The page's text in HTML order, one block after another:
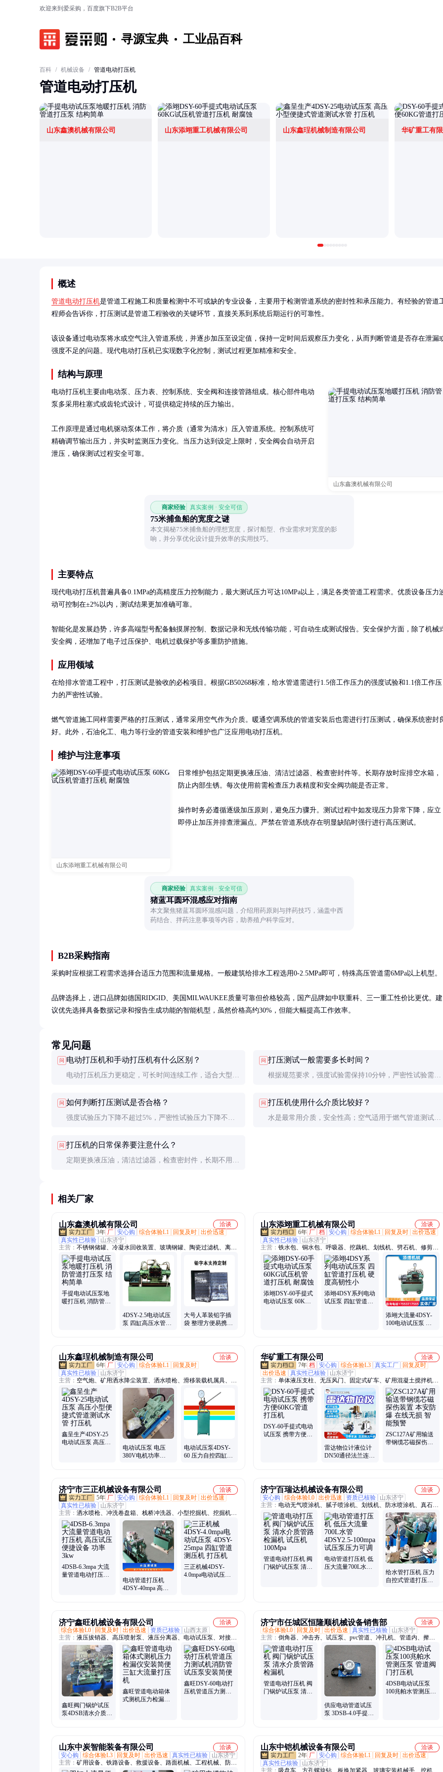
欢迎来到爱采购，百度旗下B2B平台
寻源宝典 工业品百科
百科 / 机械设备 / 管道电动打压机
管道电动打压机
山东鑫澳机械有限公司 山东添翊重工机械有限公司 山东鑫珵机械制造有限公司 华矿重工有
概述
管道电动打压机是管道工程施工和质量检测中不可或缺的专业设备，主要用于检测管道系统的密封性和承压能力。有经验的管道
程师会告诉你，打压测试是管道工程验收的关键环节，直接关系到系统后期运行的可靠性。
该设备通过电动泵将水或空气注入管道系统，并逐步加压至设定值，保持一定时间后观察压力变化，从而判断管道是否存在泄漏
强度不足的问题。现代电动打压机已实现数字化控制，测试过程更加精准和安全。
结构与原理
山东鑫澳机械有限公司
电动打压机主要由电动泵、压力表、控制系统、安全阀和连接管路组成。核心部件电动
泵多采用柱塞式或齿轮式设计，可提供稳定持续的压力输出。
工作原理是通过电机驱动泵体工作，将介质（通常为清水）压入管道系统。控制系统可
精确调节输出压力，并实时监测压力变化。当压力达到设定上限时，安全阀会自动开启
泄压，确保测试过程安全可靠。
商家经验 真实案例 · 安全可信
75米捕鱼船的宽度之谜
本文揭秘75米捕鱼船的理想宽度，探讨船型、作业需求对宽度的影
响，并分享优化设计提升效率的实用技巧。
主要特点
现代电动打压机普遍具备0.1MPa的高精度压力控制能力，最大测试压力可达10MPa以上，满足各类管道工程需求。优质设备压力
动可控制在±2%以内，测试结果更加准确可靠。
智能化是发展趋势，许多高端型号配备触摸屏控制、数据记录和无线传输功能，可自动生成测试报告。安全保护方面，除了机械
安全阀，还增加了电子过压保护、电机过载保护等多重防护措施。
应用领域
在给排水管道工程中，打压测试是验收的必检项目。根据GB50268标准，给水管道需进行1.5倍工作压力的强度试验和1.1倍工作压
力的严密性试验。
燃气管道施工同样需要严格的打压测试，通常采用空气作为介质。暖通空调系统的管道安装后也需进行打压测试，确保系统密封
好。此外，石油化工、电力等行业的管道安装和维护也广泛应用电动打压机。
维护与注意事项
山东添翊重工机械有限公司
日常维护包括定期更换液压油、清洁过滤器、检查密封件等。长期存放时应排空水箱，
防止内部生锈。每次使用前需检查压力表精度和安全阀功能是否正常。
操作时务必遵循逐级加压原则，避免压力骤升。测试过程中如发现压力异常下降，应立
即停止加压并排查泄漏点。严禁在管道系统存在明显缺陷时强行进行高压测试。
商家经验 真实案例 · 安全可信
猪蓝耳圆环混感应对指南
本文聚焦猪蓝耳圆环混感问题，介绍用药原则与拌药技巧，涵盖中西
药结合、拌药注意事项等内容，助养殖户科学应对。
B2B采购指南
采购时应根据工程需求选择合适压力范围和流量规格。一般建筑给排水工程选用0-2.5MPa即可，特殊高压管道需6MPa以上机型。
品牌选择上，进口品牌如德国RIDGID、美国MILWAUKEE质量可靠但价格较高，国产品牌如中联重科、三一重工性价比更优。建
议优先选择具备数据记录和报告生成功能的智能机型，虽然价格高约30%，但能大幅提高工作效率。
常见问题
问 电动打压机和手动打压机有什么区别？
电动打压机压力更稳定，可长时间连续工作，适合大型工
问 打压测试一般需要多长时间？
根据规范要求，强度试验需保持10分钟，严密性试验需保
问 如何判断打压测试是否合格？
强度试验压力下降不超过5%，严密性试验压力下降不超
问 打压机使用什么介质比较好？
水是最常用介质，安全性高；空气适用于燃气管道测试，
问 打压机的日常保养要注意什么？
定期更换液压油，清洁过滤器，检查密封件，长期不用时
相关厂家
山东鑫澳机械有限公司
洽谈
3年 厂 安心购 综合体验L1 回复及时 出价迅速
真实性已核验
山东济宁
主营： 不锈钢储罐、冷凝水回收装置、玻璃钢罐、陶瓷过滤机、离心
机、压滤机、冷凝器
手提电动试压泵地
暖打压机 消防管道
4DSY-2.5电动试压
泵 四缸高压水管打
大号人革装铅字插
袋 整理方便易携字
山东添翊重工机械有限公司
洽谈
6年 厂 档 安心购 综合体验L1 回复及时 出价迅速
真实性已核验
山东济宁
主营： 铁水包、铜水包、呼吸器、挖藕机、划线机、劈石机、修剪
机、除雪机、凿岩机、播种机、高倍数泡沫机、钢筋机械、园林机
械、轨道机械、搅拌机、开槽机、耙斗装岩机、地钻、水带、灭火
器、U型钢支架、矿车、调度绞车
添翊DSY-60手提式
电动试压泵 60KG
添翊4DSY系列电动
试压泵 四缸管道打
添翊大流量4DSY-
100电动试压泵 阀
山东鑫珵机械制造有限公司
洽谈
6年 厂 安心购 综合体验L1
回复及时
真实性已核验
山东济宁
主营： 空气炮、矿用洒水降尘装置、洒水喷枪、滑移装载机属具、矿
用刮板机配件、矿山设备配件
鑫呈生产4DSY-25
电动试压泵 高压小
电动试压泵 电压
380V电机功率
电动试压泵4DSY-
60 压力自控四缸管
华矿重工有限公司
洽谈
7年 档 安心购 综合体验L3 真实工厂
回复及时
出价迅速
真实性已核验
山东济宁
主营： 单体液压支柱、无压风门、固定式矿车、矿用混凝土搅拌机、
炮泥机、刮板输送机、电机车、扒渣机、喷浆机、给煤机、雾炮机、
凿岩机、道岔、污水泵、枕木、平台灯、电控箱、g10风镐、道夹
板、三用阀、封孔器、挡车器、振动筛、除铁器、密闭罐
DSY-60手提式电动
试压泵 携带方便
雷达物位计液位计
DN50通径法兰连接
ZSC127A矿用输送
带钢缆芯磁探伤装
济宁市三正机械设备有限公司
洽谈
5年 厂 安心购 综合体验L1 回复及时 出价迅速
真实性已核验
山东济宁
主营： 洒水喷枪、冲洗卷盘箱、栈桥冲洗器、小型挖掘机、挖掘机属
具、电动试压泵、挖机碎草机、JZQ齿轮减速机、电动液压拉马、风
幕机、电动打压机、空气炮、防尘喷枪、应急救援设备、液压动力
站、户外移动照明灯、矿用气动葫芦、全自动反冲洗滤器、全自动除
污器、灭火岩粉、阻化剂、工业料仓破拱器、空气助流器、井下用
LED显示屏
4DSB-6.3mpa 大流
量管道电动打压机
电动管道打压机
4DSY-40mpa 高低
三正机械4DSY-
4.0mpa电动试压泵
济宁百瑞达机械设备有限公司
洽谈
安心购
综合体验L0 出价迅速 资质已核验
山东济宁
主营： 电动无气喷涂机、腻子喷涂机、划线机、防水喷涂机、真石漆
喷涂机、隔膜式喷涂机、柱塞式喷涂机、电动试压泵、管道打压机、
彩钢瓦打磨机、彩钢瓦除锈机、厚型防火喷涂机、普田喷涂机
管道电动打压机 阀
门锅炉试压泵 清水
电动管道打压机 低
压大流量700L水管
给水管打压机 压力
自控式管道打压泵
济宁鑫旺机械设备有限公司
洽谈
综合体验L0
回复及时 出价迅速 资质已核验
山西太原
主营： 液压拔销器、高压喷射泵、液压分离器、电动试压泵、对接焊
机、钻孔机进行、钢轨钻孔机、套丝机、钨极磨尖机、气动砸号机、
输送带剥皮机、输送带切割机、胀管机、紧固器
鑫旺阀门锅炉试压
泵4DSB清水介质管
鑫旺管道电动箱体
式测机压力检漏仪
鑫旺DSY-60电动打
压机管道压力测试
济宁市任城区恒隆顺机械设备销售部
洽谈
综合体验L0
回复及时 出价迅速 真实性已核验
山东济宁
主营： 倒角器、冲击夯、试压泵、pvc管道、冲孔机、管道内、撵头
机、攻丝机、凿岩机、胀管机、拉毛机、套丝机、凿毛机、剥皮机、
切排机、矿车轮、加长杆、液压钳、铝排管、灰斗车、卡管钳、拉轨
车、卡压钳、乳胶漆、电缆剪
管道电动打压机 阀
门锅炉试压泵 清水
供应电动管道试压
泵 3DSB-4.0手提式
4DSB电动试压泵
100兆帕水管测压泵
山东中炭智能装备有限公司
洽谈
安心购
综合体验L3 回复及时 出价迅速 真实性已核验
山东济宁
主营： 矿用设备、铁路设备、救援设备、路面机械、工程机械、防爆
山东中铠机械设备有限公司
洽谈
2年 厂 安心购 综合体验L1 回复及时 出价迅速
真实性已核验
山东济宁
主营： 吸盘车、方孔螺旋钻、板换加紧器、玻璃安装机械手、挖机抽